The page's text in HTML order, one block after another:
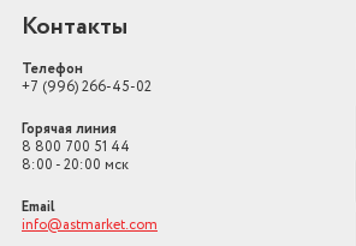
Контакты
Телефон
+7 (996) 266-45-02
Горячая линия
8 800 700 51 44
8:00 - 20:00 мск
Email
info@astmarket.com